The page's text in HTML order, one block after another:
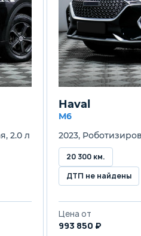
2.0 л
Haval
M6
2023,
20 300 км.
ДТП не найдены
Цена от
993 850 ₽